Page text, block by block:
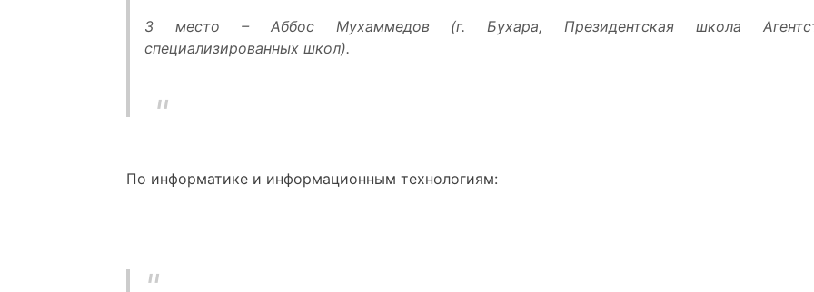
3 место – Аббос Мухаммедов (г. Бухара, Президентская школа
специализированных школ).
По информатике и информационным технологиям: